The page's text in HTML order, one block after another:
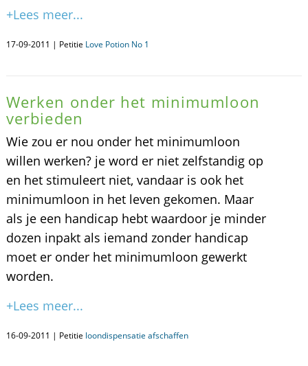
+Lees meer...
17-09-2011 | Petitie Love Potion No 1
Werken onder het minimumloon
verbieden
Wie zou er nou onder het minimumloon
willen werken? je word er niet zelfstandig op
en het stimuleert niet, vandaar is ook het
minimumloon in het leven gekomen. Maar
als je een handicap hebt waardoor je minder
dozen inpakt als iemand zonder handicap
moet er onder het minimumloon gewerkt
worden.
+Lees meer...
16-09-2011 | Petitie loondispensatie afschaffen